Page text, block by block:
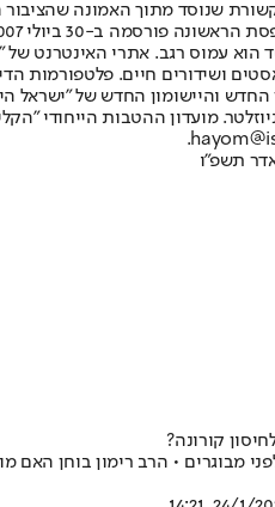
שנוסד מתוך האמונה שהציבור
ושידורים חיים. פלטפורמות
האתר החדש והיישומון החדש של
מועדון ההטבות הייחודי
תשפ"ו
קורונה?
מבוגרים • הרב רימון בוחן האם